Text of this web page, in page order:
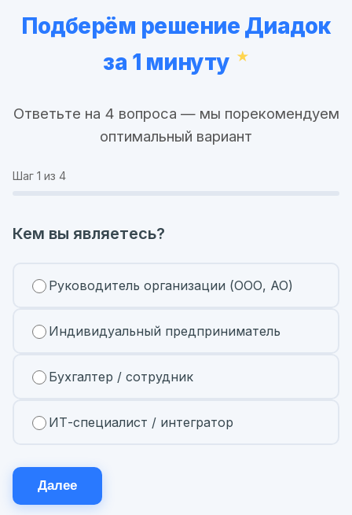
Подберём решение Диадок
за 1 минуту
Ответьте на 4 вопроса — мы порекомендуем
оптимальный вариант
Шаг 1 из 4
Кем вы являетесь?
Руководитель организации (ООО, АО)
Индивидуальный предприниматель
Бухгалтер / сотрудник
ИТ-специалист / интегратор
Далее